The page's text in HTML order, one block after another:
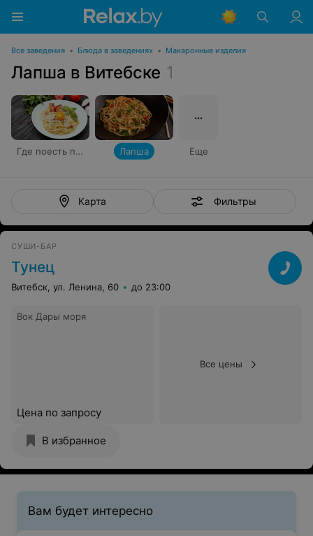
Все заведения • Блюда в заведениях • Макаронные изделия
Лапша в Витебске 1
Где поесть пасту Лапша Еще
Карта Фильтры
СУШИ-БАР
Тунец
Витебск, ул. Ленина, 60 до 23:00
Вок Дары моря
Цена по запросу
Все цены
В избранное
Вам будет интересно